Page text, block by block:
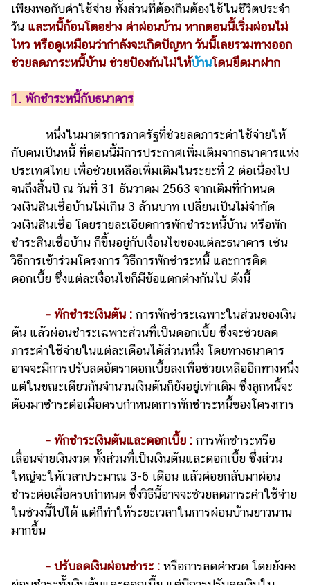
บ้าน
และ
การ
ตกแต่ง
ถือ
ราคา
น้ำมัน
วา
ไร
ตี้
แต่งงาน
และ
เด็ก
สัตว์
เลี้ยง
Infographic
บริการ
แอปฯ
กระปุก
คอร์ส
ออนไลน์
เพียงพอกับค่าใช้จ่าย ทั้งส่วนที่ต้องกินต้องใช้ในชีวิตประจำ
วัน และหนี้ก้อนโตอย่าง ค่าผ่อนบ้าน หากตอนนี้เริ่มผ่อนไม่
ไหว หรือดูเหมือนว่ากำลังจะเกิดปัญหา วันนี้เลยรวมทางออก
ช่วยลดภาระหนี้บ้าน ช่วยป้องกันไม่ให้บ้านโดนยึดมาฝาก
1. พักชำระหนี้กับธนาคาร
หนึ่งในมาตรการภาครัฐที่ช่วยลดภาระค่าใช้จ่ายให้
กับคนเป็นหนี้ ที่ตอนนี้มีการประกาศเพิ่มเติมจากธนาคารแห่ง
ประเทศไทย เพื่อช่วยเหลือเพิ่มเติมในระยะที่ 2 ต่อเนื่องไป
จนถึงสิ้นปี ณ วันที่ 31 ธันวาคม 2563 จากเดิมที่กำหนด
วงเงินสินเชื่อบ้านไม่เกิน 3 ล้านบาท เปลี่ยนเป็นไม่จำกัด
วงเงินสินเชื่อ โดยรายละเอียดการพักชำระหนี้บ้าน หรือพัก
ชำระสินเชื่อบ้าน ก็ขึ้นอยู่กับเงื่อนไขของแต่ละธนาคาร เช่น
วิธีการเข้าร่วมโครงการ วิธีการพักชำระหนี้ และการคิด
ดอกเบี้ย ซึ่งแต่ละเงื่อนไขก็มีข้อแตกต่างกันไป ดังนี้
- พักชำระเงินต้น : การพักชำระเฉพาะในส่วนของเงิน
ต้น แล้วผ่อนชำระเฉพาะส่วนที่เป็นดอกเบี้ย ซึ่งจะช่วยลด
ภาระค่าใช้จ่ายในแต่ละเดือนได้ส่วนหนึ่ง โดยทางธนาคาร
อาจจะมีการปรับลดอัตราดอกเบี้ยลงเพื่อช่วยเหลืออีกทางหนึ่ง
แต่ในขณะเดียวกันจำนวนเงินต้นก็ยังอยู่เท่าเดิม ซึ่งลูกหนี้จะ
ต้องมาชำระต่อเมื่อครบกำหนดการพักชำระหนี้ของโครงการ
- พักชำระเงินต้นและดอกเบี้ย : การพักชำระหรือ
เลื่อนจ่ายเงินงวด ทั้งส่วนที่เป็นเงินต้นและดอกเบี้ย ซึ่งส่วน
ใหญ่จะให้เวลาประมาณ 3-6 เดือน แล้วค่อยกลับมาผ่อน
ชำระต่อเมื่อครบกำหนด ซึ่งวิธีนี้อาจจะช่วยลดภาระค่าใช้จ่าย
ในช่วงนี้ไปได้ แต่ก็ทำให้ระยะเวลาในการผ่อนบ้านยาวนาน
มากขึ้น
- ปรับลดเงินผ่อนชำระ : หรือการลดค่างวด โดยยังคง